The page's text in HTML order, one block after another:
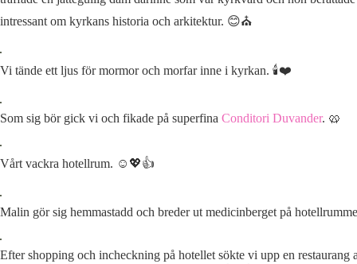
intressant om kyrkans historia och arkitektur. 😊⛪️
Vi tände ett ljus för mormor och morfar inne i kyrkan. 🕯❤
Som sig bör gick vi och fikade på superfina Conditori Duvander. 🥨
Vårt vackra hotellrum. ☺️💖👍
Malin gör sig hemmastadd och breder ut medicinberget på
Efter shopping och incheckning på hotellet sökte vi upp en restaurang